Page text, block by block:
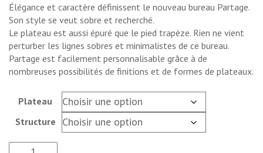
Élégance et caractère définissent le nouveau bureau Partage.
Son style se veut sobre et recherché.
Le plateau est aussi épuré que le pied trapèze. Rien ne vient
perturber les lignes sobres et minimalistes de ce bureau.
Partage est facilement personnalisable grâce à de
nombreuses possibilités de finitions et de formes de plateaux.
Plateau
Structure